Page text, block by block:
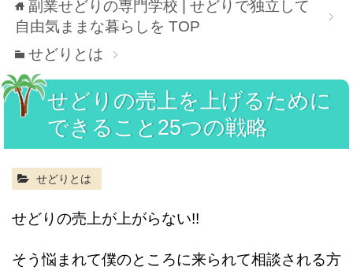
副業せどりの専門学校 | せどりで独立して
自由気ままな暮らしを TOP
せどりとは
せどりの売上を上げるために
できること25つの戦略
せどりとは
せどりの売上が上がらない!!
そう悩まれて僕のところに来られて相談される方